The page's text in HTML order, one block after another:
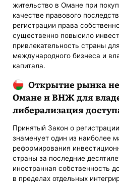
жительство в Омане при
качестве правового
регистрации права
существенно повысило
привлекательность страны
международного бизнеса и
капитала.
Открытие рынка
Омане и ВНЖ для
либерализация
Принятый Закон о
знаменует один из наиболее
реформирования
страны за последние
иностранная собственность
в пределах отдельных